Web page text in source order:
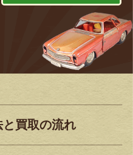
買取の流れ